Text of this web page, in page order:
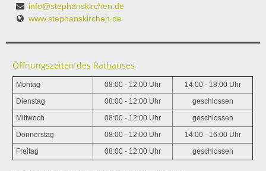
info@stephanskirchen.de
www.stephanskirchen.de
Öffnungszeiten des Rathauses
Montag 08:00 - 12:00 Uhr 14:00 - 18:00 Uhr
Dienstag 08:00 - 12:00 Uhr geschlossen
Mittwoch 08:00 - 12:00 Uhr geschlossen
Donnerstag 08:00 - 12:00 Uhr 14:00 - 16:00 Uhr
Freitag 08:00 - 12:00 Uhr geschlossen